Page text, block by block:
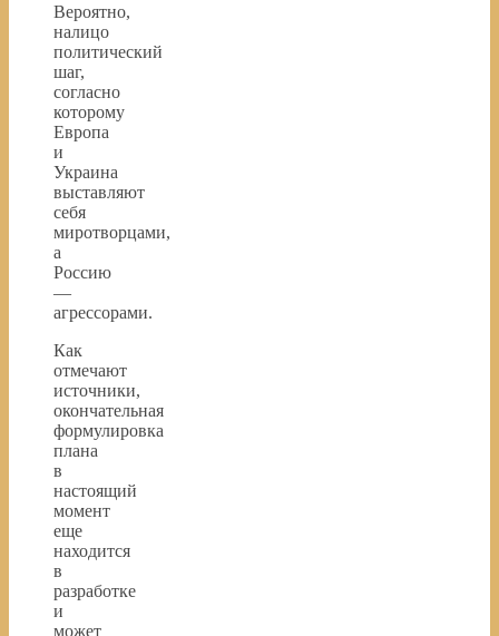
Вероятно,
налицо
политический
шаг,
согласно
которому
Европа
и
Украина
выставляют
себя
миротворцами,
а
Россию
—
агрессорами.
Как
отмечают
источники,
окончательная
формулировка
плана
в
настоящий
момент
еще
находится
в
разработке
и
может